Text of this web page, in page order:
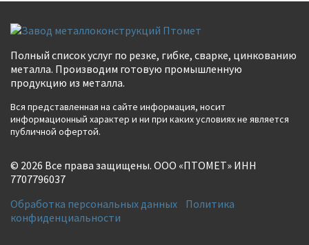
Полный список услуг по резкe, гибке, сварке, цинкованию
металла. Производим готовую промышленную
продукцию из металла.
Вся представленная на сайте информация, носит
информационный характер и ни при каких условиях не является
публичной офертой.
© 2026 Все права защищены. ООО «ПТОМЕТ» ИНН
7707796037
Обработка персональных данных
Политика
конфиденциальности